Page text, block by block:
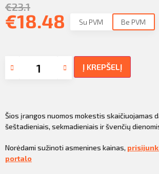
€23.1
€18.48 Su PVM Be PVM
Į KREPŠELĮ
Šios įrangos nuomos mokestis skaičiuojamas
šeštadieniais, sekmadieniais ir švenčių
Norėdami sužinoti asmenines kainas,
portalo